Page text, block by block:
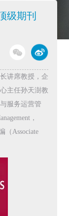
级期刊
讲席教授，企
主任孙天澍教
服务运营管
，
（Associate